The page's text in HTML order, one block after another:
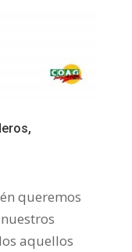
queremos
aquellos